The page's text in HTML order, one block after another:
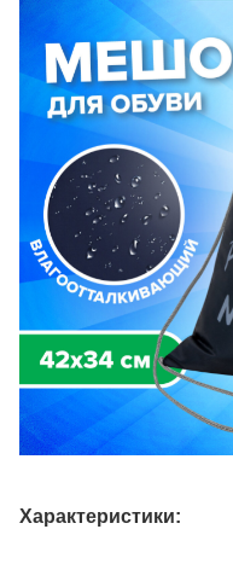
Характеристики: